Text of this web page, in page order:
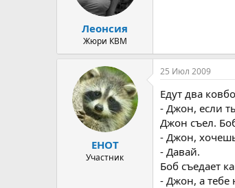
Леонсия
Жюри КВМ
EHOT
Участник
25 Июл 2009
Едут два
- Джон, если
Джон съел.
- Джон,
- Давай.
Боб съедает
- Джон, а тебе